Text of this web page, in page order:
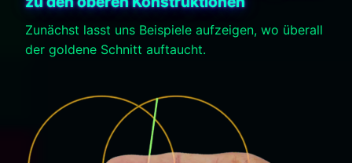
Zunächst lasst uns Beispiele aufzeigen, wo überall
der goldene Schnitt auftaucht.